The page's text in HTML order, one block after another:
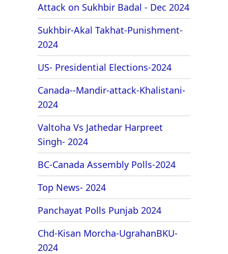
Attack on Sukhbir Badal - Dec 2024
Sukhbir-Akal Takhat-Punishment-
2024
US- Presidential Elections-2024
Canada--Mandir-attack-Khalistani-
2024
Valtoha Vs Jathedar Harpreet
Singh- 2024
BC-Canada Assembly Polls-2024
Top News- 2024
Panchayat Polls Punjab 2024
Chd-Kisan Morcha-UgrahanBKU-
2024